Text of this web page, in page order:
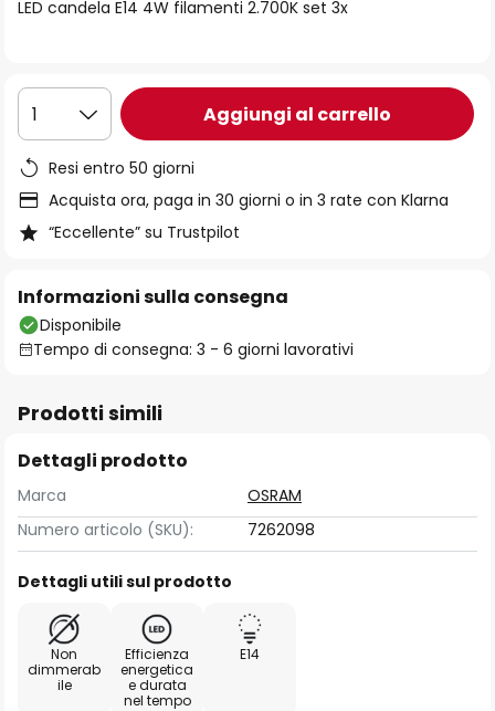
LED candela E14 4W filamenti 2.700K set 3x
1 Aggiungi al carrello
Resi entro 50 giorni
Acquista ora, paga in 30 giorni o in 3 rate con Klarna
“Eccellente” su Trustpilot
Informazioni sulla consegna
Disponibile
Tempo di consegna: 3 - 6 giorni lavorativi
Prodotti simili
Dettagli prodotto
Marca
OSRAM
Numero articolo (SKU):
7262098
Dettagli utili sul prodotto
Non
dimmerab
ile
Efficienza
energetica
e durata
nel tempo
E14